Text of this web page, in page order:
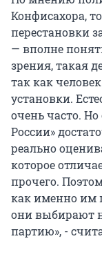
Конфисахора,
перестановки
— вполне
зрения, такая
так как
установки.
очень часто.
России»
реально
которое
прочего.
как именно им
они выбирают
партию», -